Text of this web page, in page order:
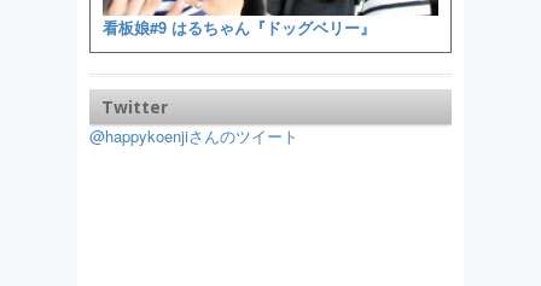
看板娘#9 はるちゃん『ドッグベリー』
Twitter
@happykoenjiさんのツイート